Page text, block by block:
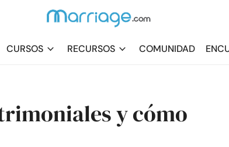
CURSOS RECURSOS COMUNIDAD
y cómo